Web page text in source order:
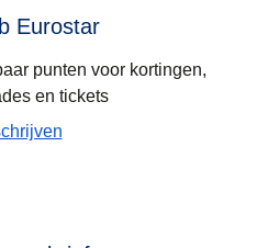
Eurostar
punten voor kortingen,
en tickets